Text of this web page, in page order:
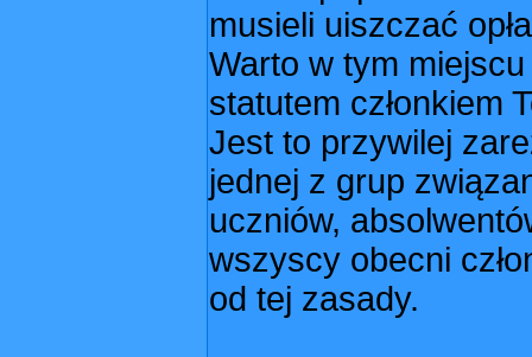
musieli uiszczać
Warto w tym
statutem członkiem
Jest to przywilej
jednej z grup
uczniów,
wszyscy obecni
od tej zasady.